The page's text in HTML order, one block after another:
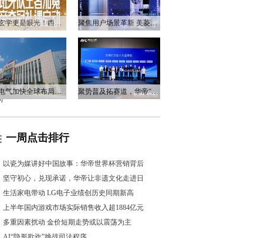
不止玄学更是眼光！西班牙队夺冠，华帝火速官宣启动兑奖福利 聚焦用户场景革新 美菱产品创新打造差异化居家体验
万和电气加快全球布局，海外营收占比升至四成 聚势普及拓赛道，华帝“亮剑”洗碗机峰会，破局存量换新
一周点击排行
以瓷为媒讲好中国故事：华帝世界杯营销背后
坚守初心，兑现承诺，华帝让非遗文化走进日
生活家电带动 LG电子业绩创历史同期新高
上半年国内游戏市场实际销售收入超1884亿元
多重因素扰动 金价短期走势或以震荡为主